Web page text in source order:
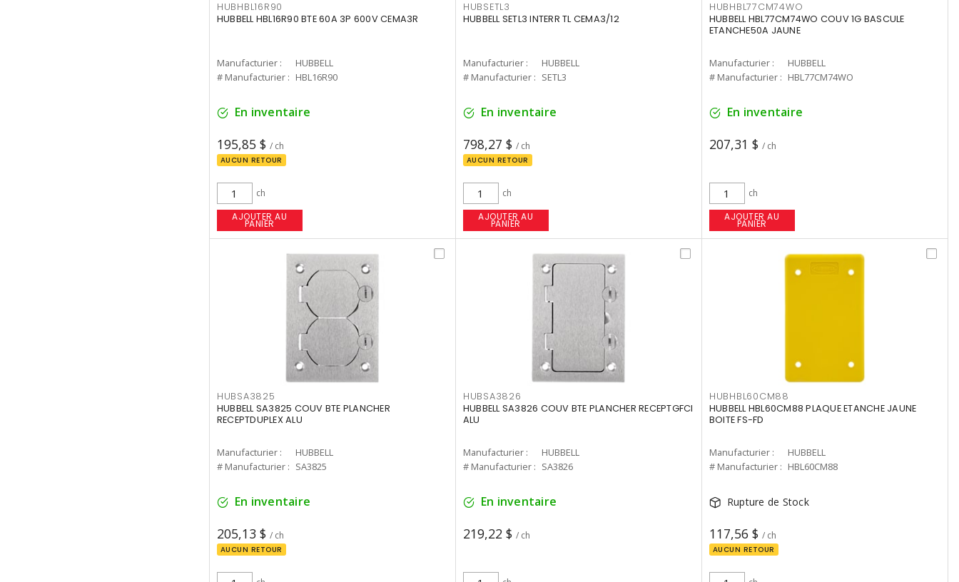
HUBHBL16R90
HUBBELL HBL16R90 BTE 60A 3P 600V CEMA3R
Manufacturier :
HUBBELL
# Manufacturier : HBL16R90
En inventaire
195,85 $ / ch
AUCUN RETOUR
ch
AJOUTER AU
PANIER
HUBSETL3
HUBBELL SETL3 INTERR TL CEMA3/12
Manufacturier :
HUBBELL
# Manufacturier : SETL3
En inventaire
798,27 $ / ch
AUCUN RETOUR
ch
AJOUTER AU
PANIER
HUBHBL77CM74WO
HUBBELL HBL77CM74WO COUV 1G BASCULE
ETANCHE50A JAUNE
Manufacturier :
HUBBELL
# Manufacturier : HBL77CM74WO
En inventaire
207,31 $ / ch
ch
AJOUTER AU
PANIER
HUBSA3825
HUBBELL SA3825 COUV BTE PLANCHER
RECEPTDUPLEX ALU
Manufacturier :
HUBBELL
# Manufacturier : SA3825
En inventaire
205,13 $ / ch
AUCUN RETOUR
HUBSA3826
HUBBELL SA3826 COUV BTE PLANCHER RECEPTGFCI
ALU
Manufacturier :
HUBBELL
# Manufacturier : SA3826
En inventaire
219,22 $ / ch
HUBHBL60CM88
HUBBELL HBL60CM88 PLAQUE ETANCHE JAUNE
BOITE FS-FD
Manufacturier :
HUBBELL
# Manufacturier : HBL60CM88
Rupture de Stock
117,56 $ / ch
AUCUN RETOUR